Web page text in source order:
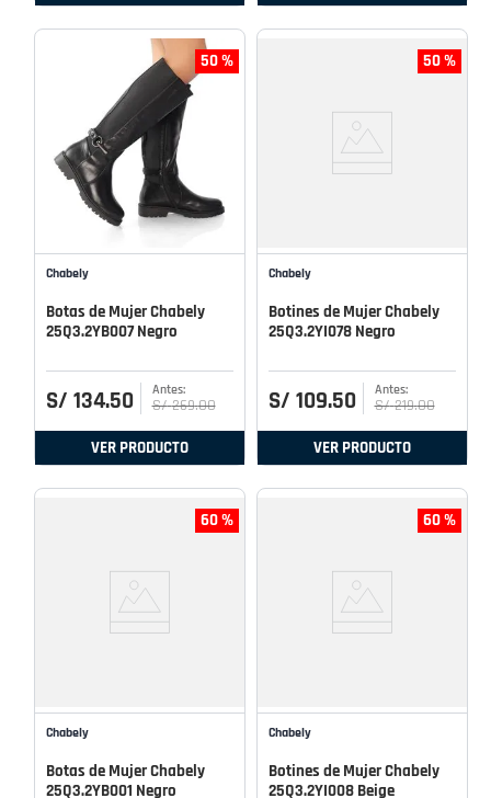
50 %
Chabely
Botas de Mujer Chabely
25Q3.2YB007 Negro
S/ 134.50 S/ 269.00
VER PRODUCTO
50 %
Chabely
Botines de Mujer Chabely
25Q3.2YI078 Negro
S/ 109.50 S/ 219.00
VER PRODUCTO
60 %
Chabely
Botas de Mujer Chabely
25Q3.2YB001 Negro
60 %
Chabely
Botines de Mujer Chabely
25Q3.2YI008 Beige